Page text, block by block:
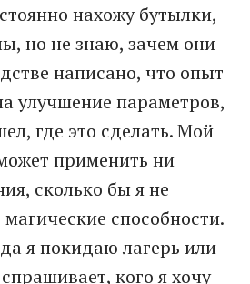
нахожу бутылки,
но не знаю, зачем они
написано, что опыт
улучшение параметров,
где это сделать. Мой
применить ни
сколько бы я не
способности.
я покидаю лагерь или
кого я хочу